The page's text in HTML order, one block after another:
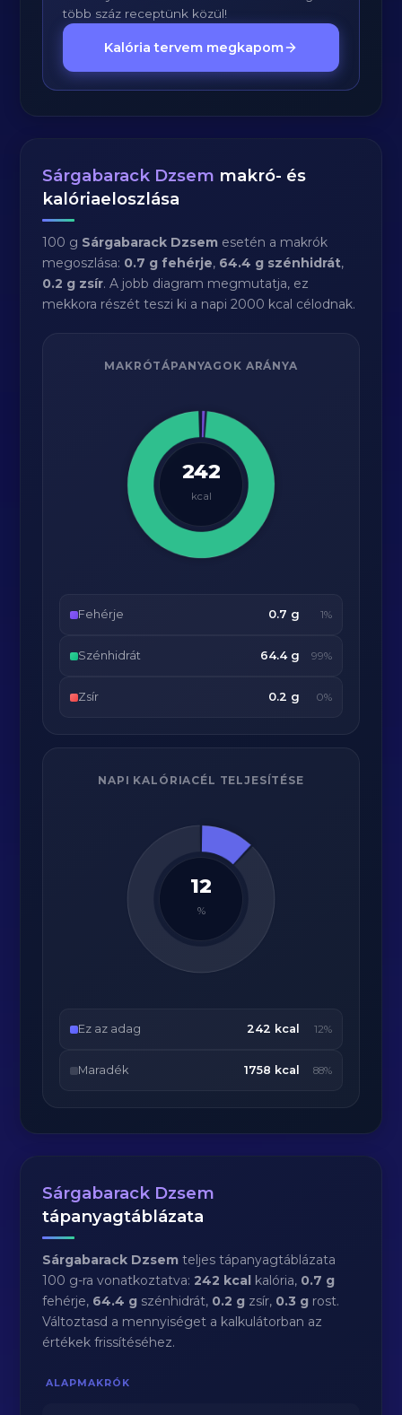
több száz receptünk közül!
Kalória tervem megkapom
Sárgabarack Dzsem makró- és
kalóriaeloszlása
100 g Sárgabarack Dzsem esetén a makrók
megoszlása: 0.7 g fehérje, 64.4 g szénhidrát,
0.2 g zsír. A jobb diagram megmutatja, ez
mekkora részét teszi ki a napi 2000 kcal célodnak.
MAKRÓTÁPANYAGOK ARÁNYA
242
kcal
Fehérje 0.7 g 1%
Szénhidrát 64.4 g 99%
Zsír 0.2 g 0%
NAPI KALÓRIACÉL TELJESÍTÉSE
12
%
Ez az adag 242 kcal 12%
Maradék 1758 kcal 88%
Sárgabarack Dzsem
tápanyagtáblázata
Sárgabarack Dzsem teljes tápanyagtáblázata
100 g-ra vonatkoztatva:242 kcal kalória, 0.7 g
fehérje, 64.4 g szénhidrát, 0.2 g zsír, 0.3 g rost.
Változtasd a mennyiséget a kalkulátorban az
értékek frissítéséhez.
ALAPMAKRÓK